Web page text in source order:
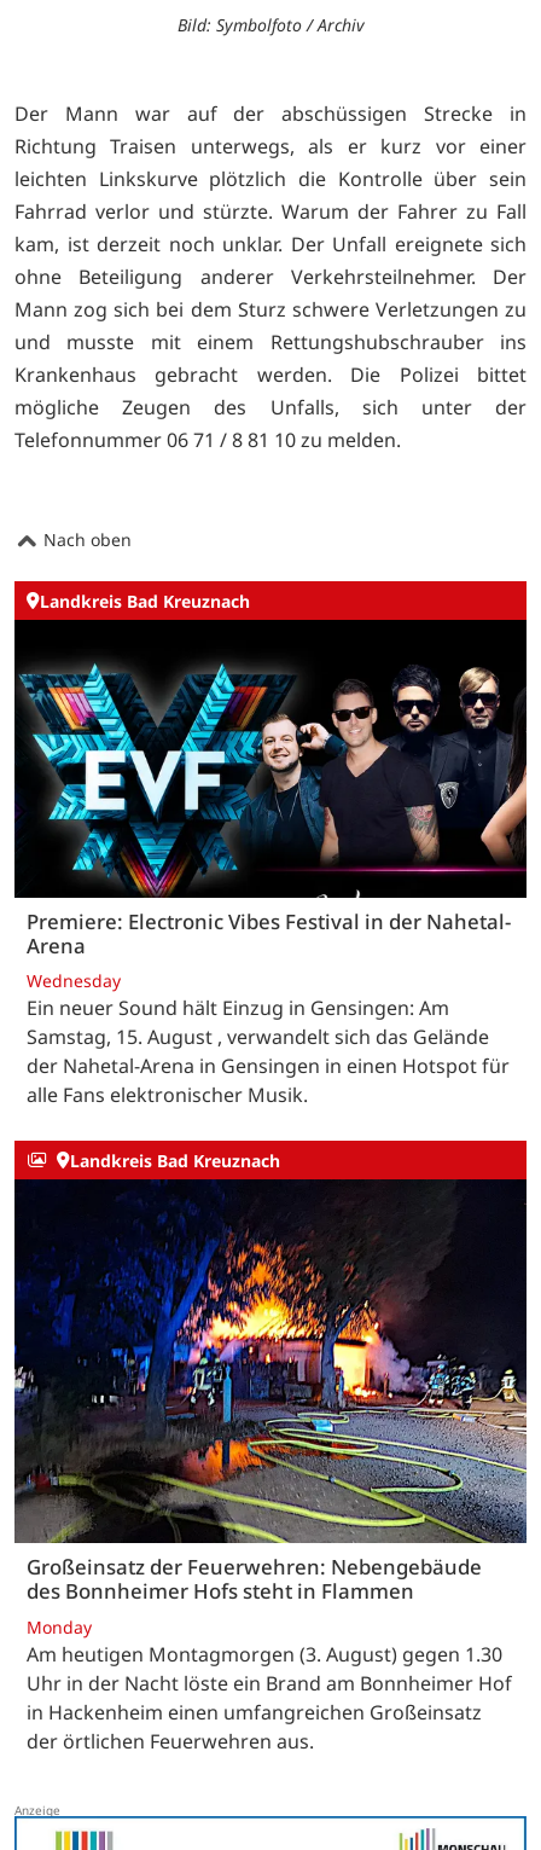
Bild: Symbolfoto / Archiv
Der Mann war auf der abschüssigen Strecke in
Richtung Traisen unterwegs, als er kurz vor einer
leichten Linkskurve plötzlich die Kontrolle über sein
Fahrrad verlor und stürzte. Warum der Fahrer zu Fall
kam, ist derzeit noch unklar. Der Unfall ereignete sich
ohne Beteiligung anderer Verkehrsteilnehmer. Der
Mann zog sich bei dem Sturz schwere Verletzungen zu
und musste mit einem Rettungshubschrauber ins
Krankenhaus gebracht werden. Die Polizei bittet
mögliche Zeugen des Unfalls, sich unter der
Telefonnummer 06 71 / 8 81 10 zu melden.
Nach oben
Landkreis Bad Kreuznach
Premiere: Electronic Vibes Festival in der Nahetal-
Arena
Wednesday
Ein neuer Sound hält Einzug in Gensingen: Am
Samstag, 15. August , verwandelt sich das Gelände
der Nahetal-Arena in Gensingen in einen Hotspot für
alle Fans elektronischer Musik.
Landkreis Bad Kreuznach
Großeinsatz der Feuerwehren: Nebengebäude
des Bonnheimer Hofs steht in Flammen
Monday
Am heutigen Montagmorgen (3. August) gegen 1.30
Uhr in der Nacht löste ein Brand am Bonnheimer Hof
in Hackenheim einen umfangreichen Großeinsatz
der örtlichen Feuerwehren aus.